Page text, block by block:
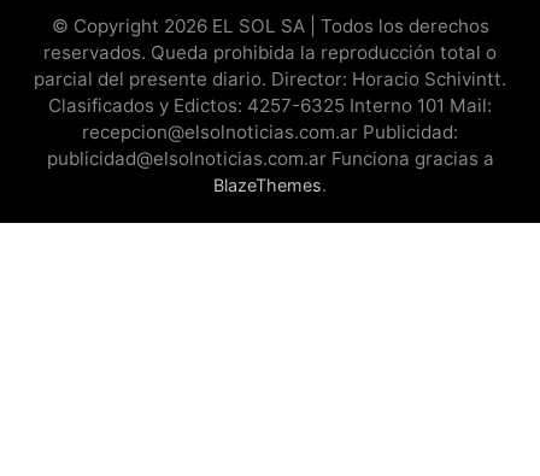
© Copyright 2026 EL SOL SA | Todos los derechos
reservados. Queda prohibida la reproducción total o
parcial del presente diario. Director: Horacio Schivintt.
Clasificados y Edictos: 4257-6325 Interno 101 Mail:
recepcion@elsolnoticias.com.ar Publicidad:
publicidad@elsolnoticias.com.ar Funciona gracias a
BlazeThemes.